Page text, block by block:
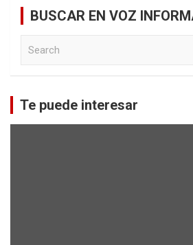
BUSCAR EN VOZ
c
h
Te puede interesar